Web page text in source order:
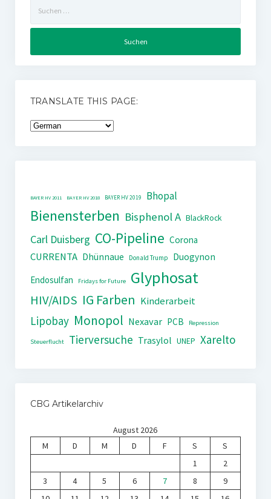
nach:
TRANSLATE THIS PAGE:
BAYER HV 2011 BAYER HV 2018 BAYER HV 2019 Bhopal
Bienensterben Bisphenol A BlackRock
Carl Duisberg CO-Pipeline Corona
CURRENTA Dhünnaue Donald Trump
Duogynon
Endosulfan
Fridays for Future Glyphosat
HIV/AIDS IG Farben Kinderarbeit
Lipobay Monopol Nexavar PCB Repression
Steuerflucht Tierversuche Trasylol UNEP Xarelto
CBG Artikelarchiv
August 2026
M
D M D F S
S
1
2
3
4 5 6 7 8
9